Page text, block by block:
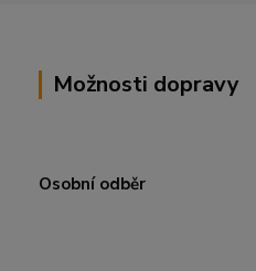
Možnosti dopravy
Osobní odběr